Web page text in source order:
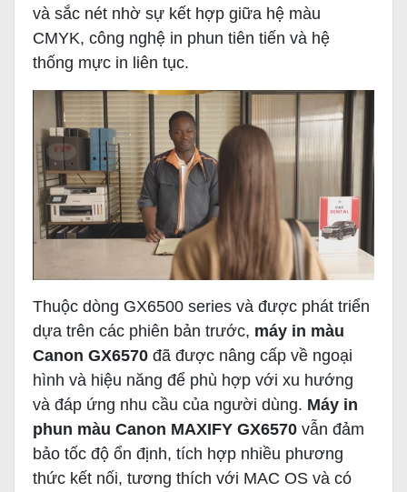
và sắc nét nhờ sự kết hợp giữa hệ màu
CMYK, công nghệ in phun tiên tiến và hệ
thống mực in liên tục.
Thuộc dòng GX6500 series và được phát triển
dựa trên các phiên bản trước, máy in màu
Canon GX6570 đã được nâng cấp về ngoại
hình và hiệu năng để phù hợp với xu hướng
và đáp ứng nhu cầu của người dùng. Máy in
phun màu Canon MAXIFY GX6570 vẫn đảm
bảo tốc độ ổn định, tích hợp nhiều phương
thức kết nối, tương thích với MAC OS và có